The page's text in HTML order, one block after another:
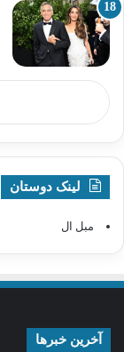
لینک دوستان
مبل ال
آخرین خبرها